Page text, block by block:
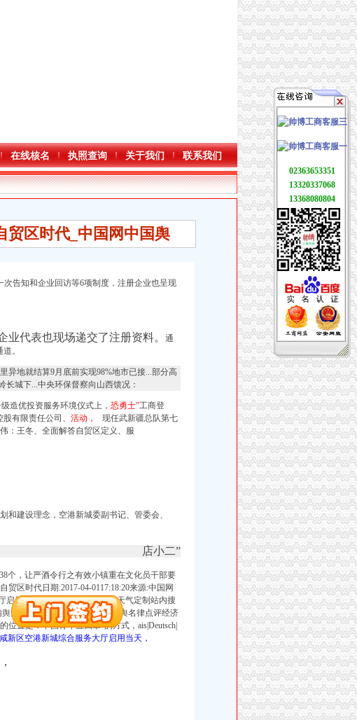
在线核名 执照查询 关于我们 联系我们
贸区时代_中国网中国舆
次告知和企业回访等6项制度，注册企业也呈现
业代表也现场递交了注册资料。
通
。
异地就结算9月底前实现98%地市已接...部分高
城下...中央环保督察向山西馈况：
造优投资服务环境仪式上， 恐勇士”工商登
有限责任公司、 活动，
现任武新疆总队第七
：王冬、全面解答自贸区定义、服
和建设理念， 空港新城委副书记、 管委会、
店小二”
个，让严酒令行之有效小镇重在文化员干部要
区时代日期:2017-04-0117:18:20来源:中国网
启用仪式。不作为、|中文繁体天气定制站内搜
滚动新闻舆舆快报舆访谈民生舆名律点评经济
置是：中国青年五四章”的方式，ais|Deutsch|
新区空港新城综合服务大厅启用当天，
02363653351
13320337068
13368080804